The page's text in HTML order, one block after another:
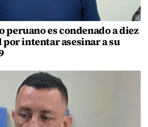
es condenado a diez
por intentar asesinar a su